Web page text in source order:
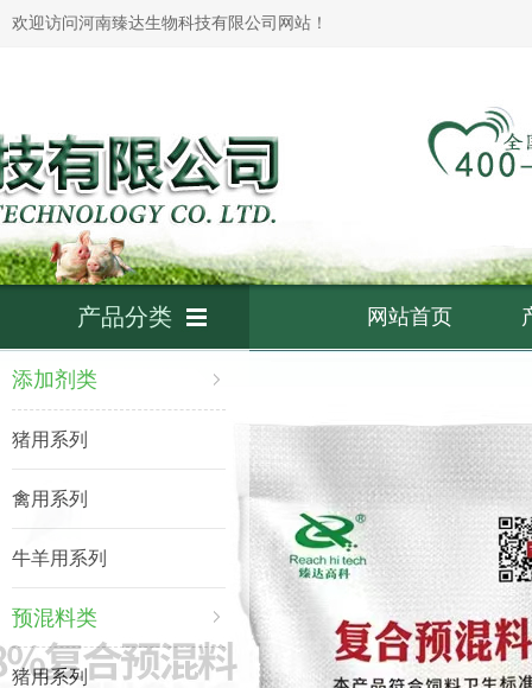
欢迎访问河南臻达生物科技有限公司网站！
产品分类 网站首页
添加剂类
猪用系列
禽用系列
牛羊用系列
预混料类
猪用系列